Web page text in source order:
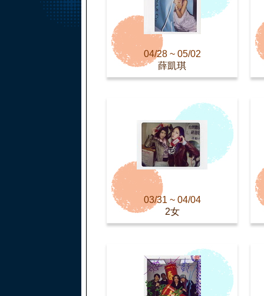
04/28 ~ 05/02
薛凱琪
03/31 ~ 04/04
2女